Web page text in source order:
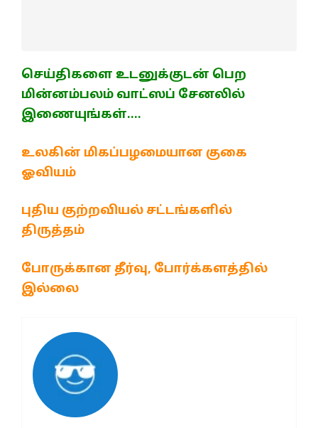
செய்திகளை உடனுக்குடன் பெற
மின்னம்பலம் வாட்ஸப் சேனலில்
இணையுங்கள்….
உலகின் மிகப்பழமையான குகை
ஓவியம்
புதிய குற்றவியல் சட்டங்களில்
திருத்தம்
போருக்கான தீர்வு, போர்க்களத்தில்
இல்லை